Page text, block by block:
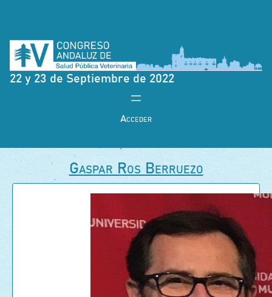
22 y 23 de Septiembre de 2022
Acceder
Gaspar Ros Berruezo